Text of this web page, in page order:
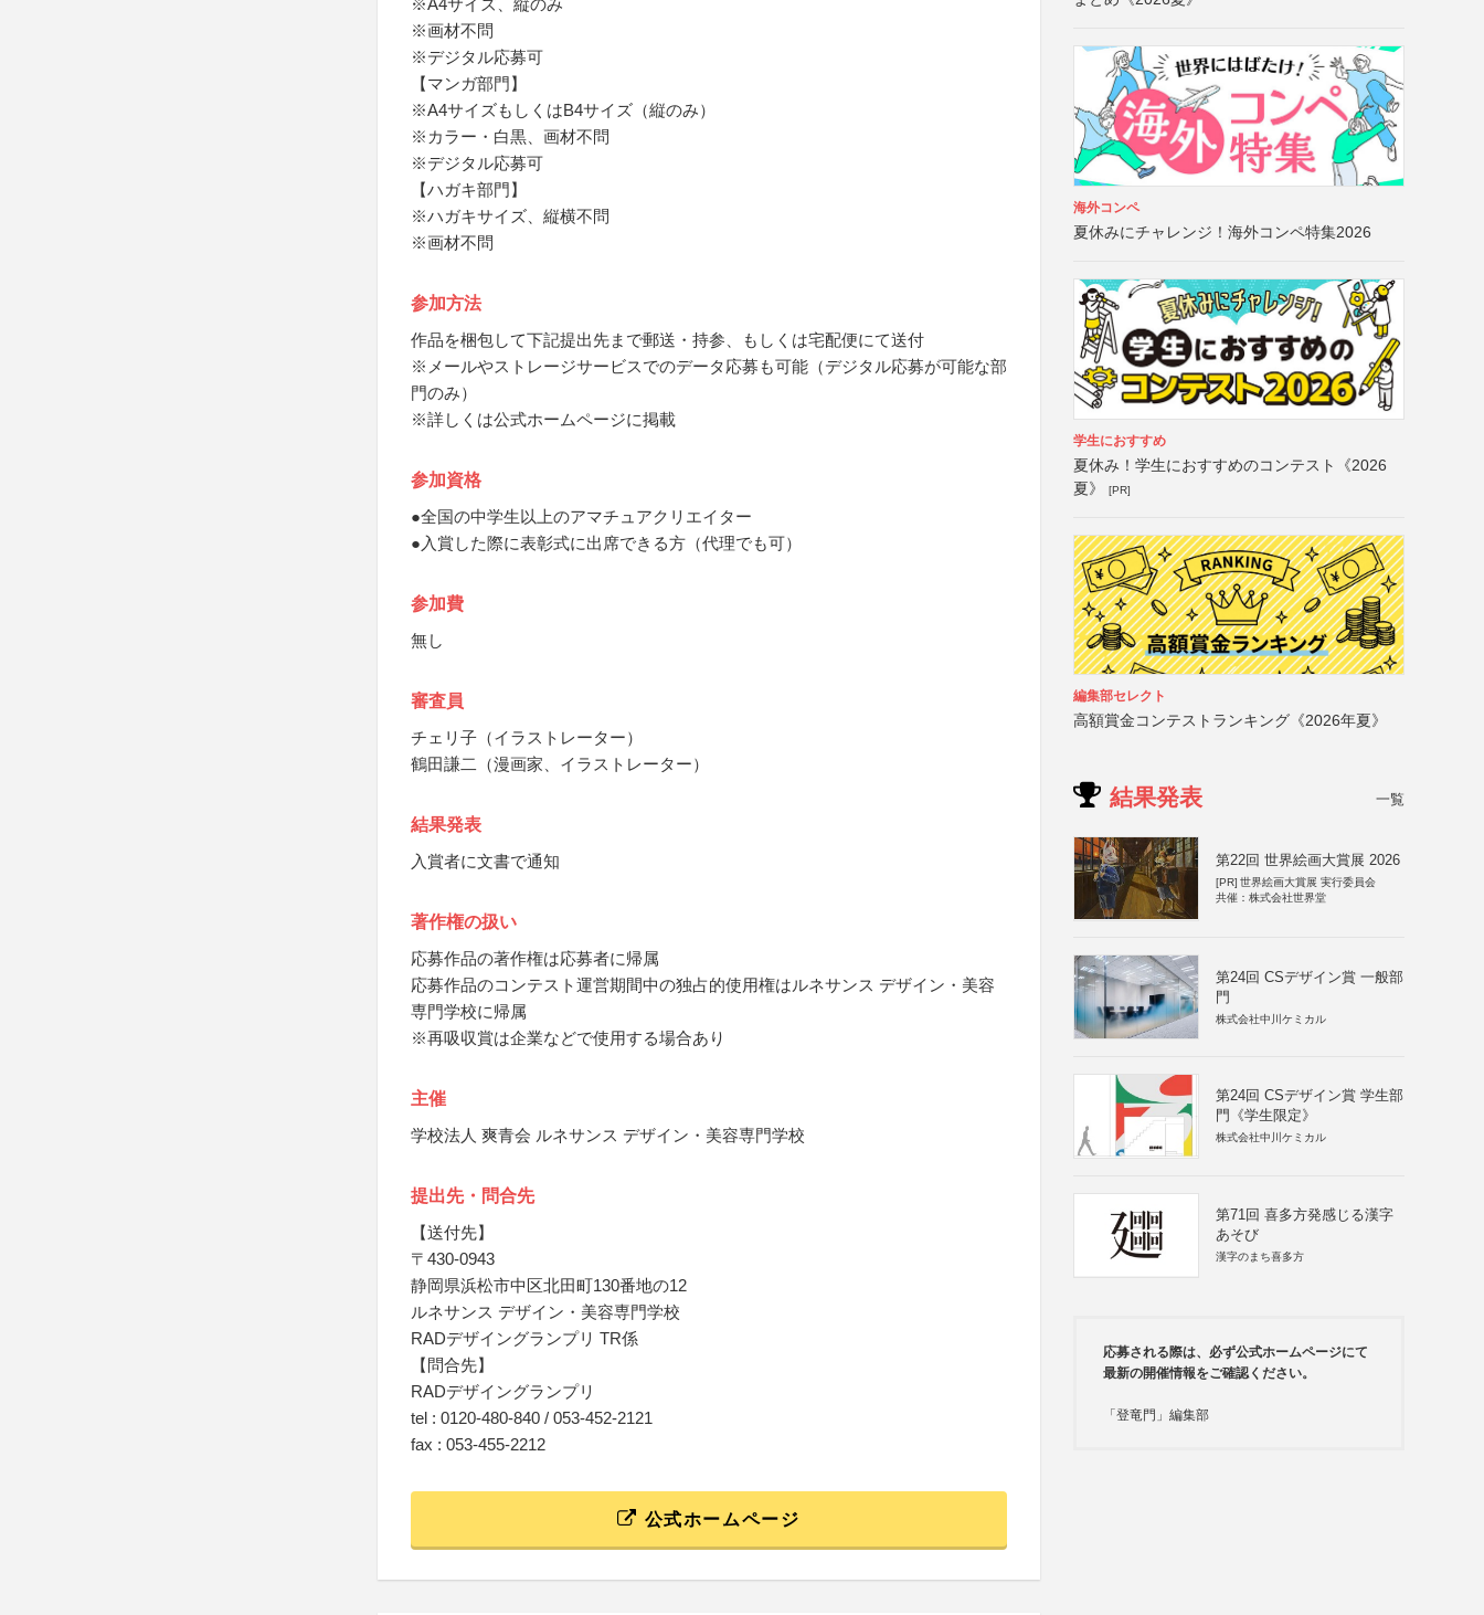
※A4サイズ、縦のみ
※画材不問
※デジタル応募可
【マンガ部門】
※A4サイズもしくはB4サイズ（縦のみ）
※カラー・白黒、画材不問
※デジタル応募可
【ハガキ部門】
※ハガキサイズ、縦横不問
※画材不問
参加方法
作品を梱包して下記提出先まで郵送・持参、もしくは宅配便にて送付
※メールやストレージサービスでのデータ応募も可能（デジタル応募が可能な部
門のみ）
※詳しくは公式ホームページに掲載
参加資格
●全国の中学生以上のアマチュアクリエイター
●入賞した際に表彰式に出席できる方（代理でも可）
参加費
無し
審査員
チェリ子（イラストレーター）
鶴田謙二（漫画家、イラストレーター）
結果発表
入賞者に文書で通知
著作権の扱い
応募作品の著作権は応募者に帰属
応募作品のコンテスト運営期間中の独占的使用権はルネサンス デザイン・美容
専門学校に帰属
※再吸収賞は企業などで使用する場合あり
主催
学校法人 爽青会 ルネサンス デザイン・美容専門学校
提出先・問合先
【送付先】
〒430-0943
静岡県浜松市中区北田町130番地の12
ルネサンス デザイン・美容専門学校
RADデザイングランプリ TR係
【問合先】
RADデザイングランプリ
tel : 0120-480-840 / 053-452-2121
fax : 053-455-2212
公式ホームページ
海外コンペ
夏休みにチャレンジ！海外コンペ特集2026
学生におすすめ
夏休み！学生におすすめのコンテスト《2026
夏》
[PR]
編集部セレクト
高額賞金コンテストランキング《2026年夏》
結果発表 一覧
第22回 世界絵画大賞展 2026
[PR] 世界絵画大賞展 実行委員会
共催：株式会社世界堂
第24回 CSデザイン賞 一般部
門
株式会社中川ケミカル
第24回 CSデザイン賞 学生部
門《学生限定》
株式会社中川ケミカル
第71回 喜多方発感じる漢字
あそび
漢字のまち喜多方
応募される際は、必ず公式ホームページにて
最新の開催情報をご確認ください。
「登竜門」編集部